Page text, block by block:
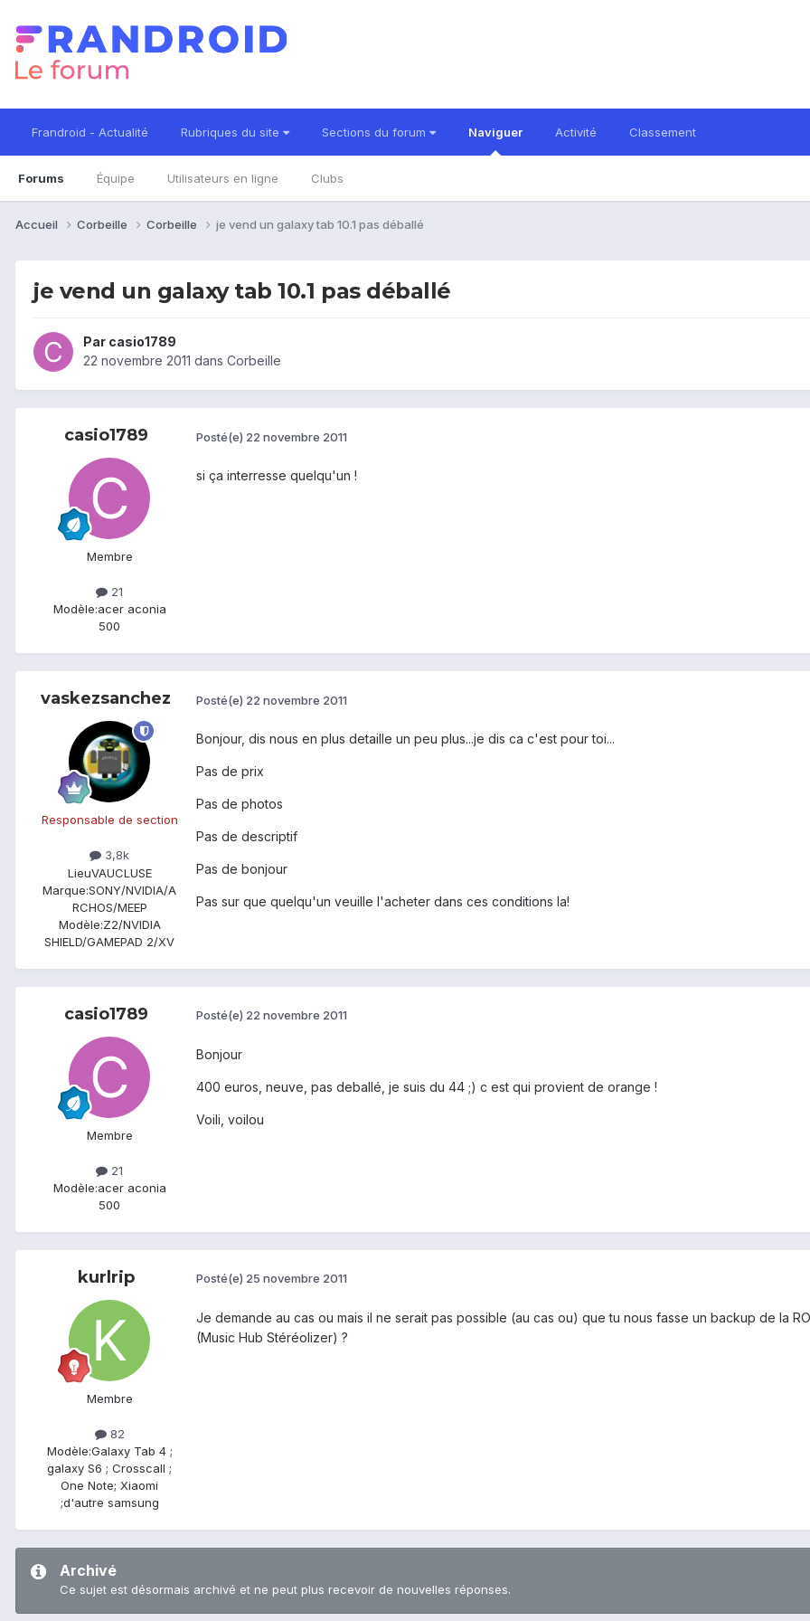
Frandroid - Actualité Rubriques du site Sections du forum Naviguer
Forums Équipe Utilisateurs en ligne Clubs
Activité Classement
Accueil Corbeille Corbeille je vend un galaxy tab 10.1 pas déballé
je vend un galaxy tab 10.1 pas déballé
Par casio1789
22 novembre 2011 dans Corbeille
casio1789
Membre
21
Modèle:acer aconia
500
Posté(e) 22 novembre 2011
si ça interresse quelqu'un !
vaskezsanchez
Responsable de section
3,8k
LieuVAUCLUSE
Marque:SONY/NVIDIA/A
RCHOS/MEEP
Modèle:Z2/NVIDIA
SHIELD/GAMEPAD 2/XV
Posté(e) 22 novembre 2011
Bonjour, dis nous en plus detaille un peu plus...je dis ca c'est pour toi...
Pas de prix
Pas de photos
Pas de descriptif
Pas de bonjour
Pas sur que quelqu'un veuille l'acheter dans ces conditions la!
casio1789
Membre
21
Modèle:acer aconia
500
Posté(e) 22 novembre 2011
Bonjour
400 euros, neuve, pas deballé, je suis du 44 ;) c est qui provient de orange !
Voili, voilou
kurlrip
Membre
82
Modèle:Galaxy Tab 4 ;
galaxy S6 ; Crosscall ;
One Note; Xiaomi
;d'autre samsung
Posté(e) 25 novembre 2011
Je demande au cas ou mais il ne serait pas possible (au cas ou) que tu nous fasse un backup de la
(Music Hub Stéréolizer) ?
Archivé
Ce sujet est désormais archivé et ne peut plus recevoir de nouvelles réponses.